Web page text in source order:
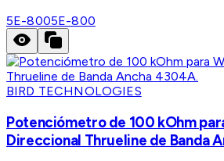
5E-8005E-800
BIRD TECHNOLOGIES
Potenciómetro de 100 kOhm
Direccional Thrueline de Banda